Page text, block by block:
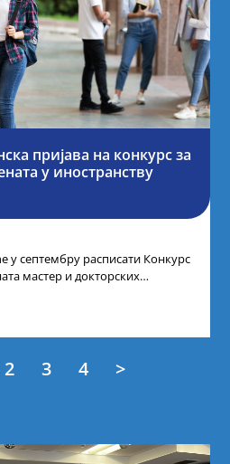
пријава на конкурс за
у иностранству
у септембру расписати Конкурс
мастер и докторских
2 3 4 >